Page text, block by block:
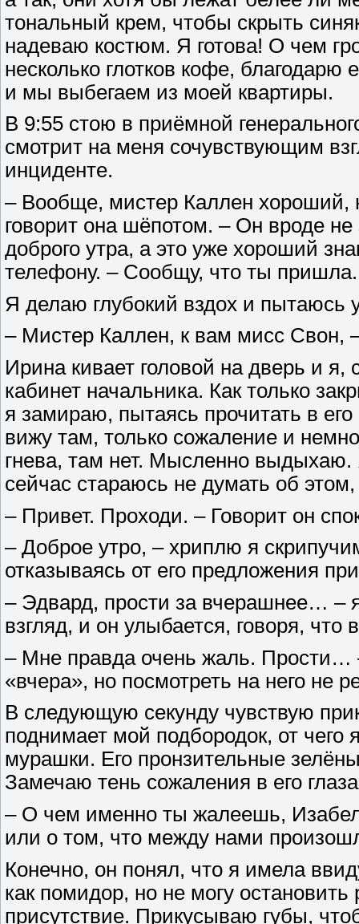
тональный крем, чтобы скрыть
надеваю костюм. Я готова! О чем
несколько глотков кофе,
и мы выбегаем из моей квартиры.
В 9:55 стою в приёмной
смотрит на меня сочувствующим
инциденте.
– Вообще, мистер Каллен хороший,
говорит она шёпотом. – Он вроде
доброго утра, а это уже хороший
телефону. – Сообщу, что ты пришла.
Я делаю глубокий вздох и пытаюсь
– Мистер Каллен, к вам мисс Свон,
Ирина кивает головой на дверь и
кабинет начальника. Как только
я замираю, пытаясь прочитать в
вижу там, только сожаление и
гнева, там нет. Мысленно
сейчас стараюсь не думать об
– Привет. Проходи. – Говорит он
– Доброе утро, – хриплю я
отказываясь от его предложения
– Эдвард, прости за вчерашнее… –
взгляд, и он улыбается, говоря, что
– Мне правда очень жаль. Прости…
«вчера», но посмотреть на него не
В следующую секунду чувствую
поднимает мой подбородок, от чего
мурашки. Его пронзительные
Замечаю тень сожаления в его
– О чем именно ты жалеешь,
или о том, что между нами
Конечно, он понял, что я имела
как помидор, но не могу остановить
присутствие. Прикусываю губы,